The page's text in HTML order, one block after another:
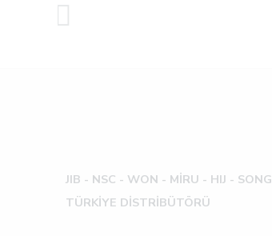
JIB - NSC - WON - MİRU - HIJ - SONG
TÜRKİYE DİSTRİBÜTÖRÜ